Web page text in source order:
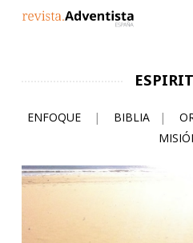
ENFOQUE | BIBLIA |